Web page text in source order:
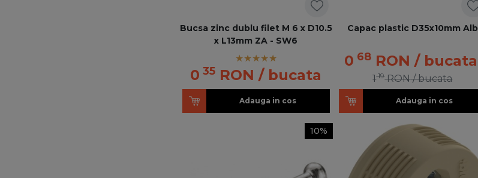
Bucsa zinc dublu filet M 6 x D10.5
x L13mm ZA - SW6
0 35 RON / bucata
Adauga in cos
Capac plastic D35x10mm Alb
0 68 RON / bucata
119 RON / bucata
Adauga in cos
10%